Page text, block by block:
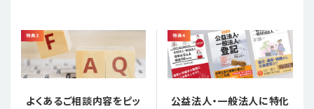
よくあるご相談内容をピッ
公益法人・一般法人に特化